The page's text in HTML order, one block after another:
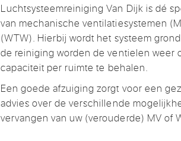
Luchtsysteemreiniging Van Dijk is dé
van mechanische ventilatiesystemen
(WTW). Hierbij wordt het systeem
de reiniging worden de ventielen weer
capaciteit per ruimte te behalen.
Een goede afzuiging zorgt voor een
advies over de verschillende
vervangen van uw (verouderde) MV of